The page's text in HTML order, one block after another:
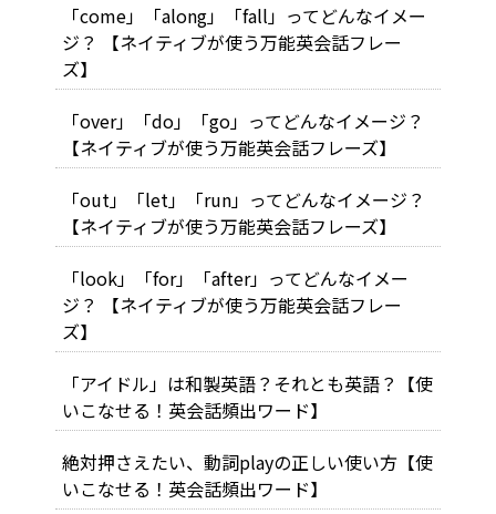
「come」「along」「fall」ってどんなイメー
ジ？ 【ネイティブが使う万能英会話フレー
ズ】
「over」「do」「go」ってどんなイメージ？
【ネイティブが使う万能英会話フレーズ】
「out」「let」「run」ってどんなイメージ？
【ネイティブが使う万能英会話フレーズ】
「look」「for」「after」ってどんなイメー
ジ？ 【ネイティブが使う万能英会話フレー
ズ】
「アイドル」は和製英語？それとも英語？【使
いこなせる！英会話頻出ワード】
絶対押さえたい、動詞playの正しい使い方【使
いこなせる！英会話頻出ワード】